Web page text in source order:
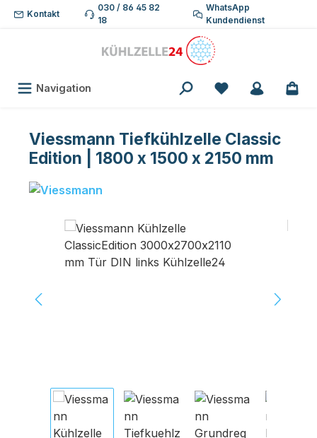
Zum Hauptinhalt springen
Kontakt
030 / 86 45 82
18
WhatsApp
Kundendienst
Navigation Du hast 0
Viessmann Tiefkühlzelle Classic
Edition | 1800 x 1500 x 2150 mm
Bildergalerie überspringen